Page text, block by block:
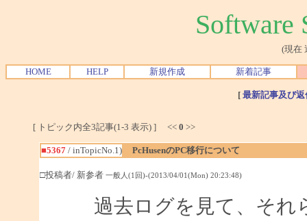
Software
(現在
HOME HELP 新規作成 新着記事
[ 最新記事及び
[ トピック内全3記事(1-3 表示) ] << 0 >>
■5367/ inTopicNo.1) PcHusenのPC移行について
□投稿者/ 新参者 一般人(1回)-(2013/04/01(Mon) 20:23:48)
過去ログを見て、それ